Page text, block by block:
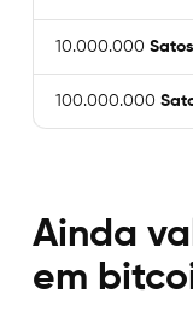
10.000.000
100.000.000
Ainda
em